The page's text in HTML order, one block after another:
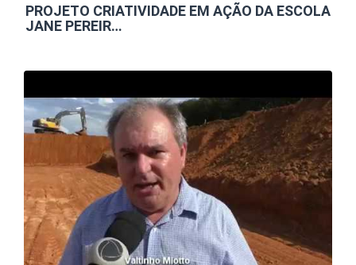
PROJETO CRIATIVIDADE EM AÇÃO DA ESCOLA
JANE PEREIR…